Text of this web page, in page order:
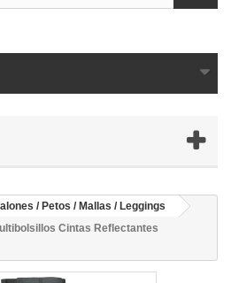
/ Petos / Mallas / Leggings
Cintas Reflectantes